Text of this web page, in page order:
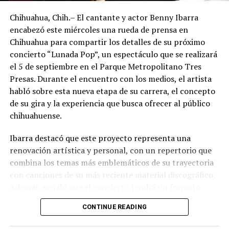
Chihuahua, Chih.– El cantante y actor Benny Ibarra
encabezó este miércoles una rueda de prensa en
Chihuahua para compartir los detalles de su próximo
concierto “Lunada Pop”, un espectáculo que se realizará
el 5 de septiembre en el Parque Metropolitano Tres
Presas. Durante el encuentro con los medios, el artista
habló sobre esta nueva etapa de su carrera, el concepto
de su gira y la experiencia que busca ofrecer al público
chihuahuense.
Ibarra destacó que este proyecto representa una
renovación artística y personal, con un repertorio que
combina los temas más emblemáticos de su trayectoria
con canciones de su más reciente material discográfico.
pensado para disfrutarse al aire libre, acompañado de
propuestas gastronómicas, talento local y una
atmósfera de convivencia.
CONTINUE READING